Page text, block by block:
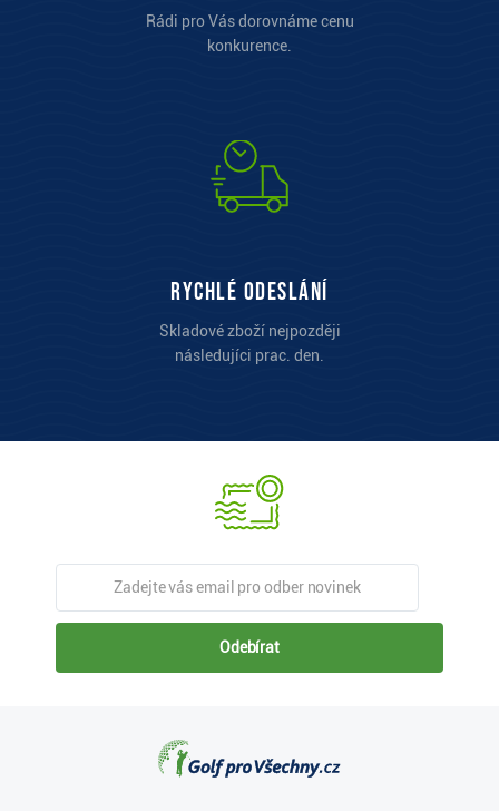
Rádi pro Vás dorovnáme cenu
konkurence.
Rychlé odeslání
Skladové zboží nejpozději
následujíci prac. den.
Odebírat